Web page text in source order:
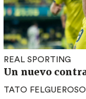
REAL SPORTING
Un nuevo
TATO FELGUEROSO